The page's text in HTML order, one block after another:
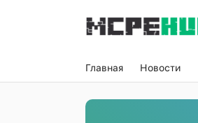
Главная Новости